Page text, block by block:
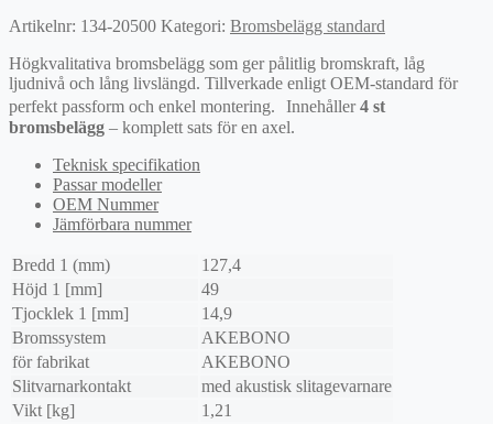
Artikelnr: 134-20500 Kategori: Bromsbelägg standard
Högkvalitativa bromsbelägg som ger pålitlig bromskraft, låg
ljudnivå och lång livslängd. Tillverkade enligt OEM-standard för
perfekt passform och enkel montering. Innehåller4 st
bromsbelägg – komplett sats för en axel.
Teknisk specifikation
Passar modeller
OEM Nummer
Jämförbara nummer
Bredd 1 (mm)
127,4
Höjd 1 [mm]
49
Tjocklek 1 [mm]
14,9
Bromssystem
AKEBONO
för fabrikat
AKEBONO
Slitvarnarkontakt
med akustisk slitagevarnare
Vikt [kg]
1,21